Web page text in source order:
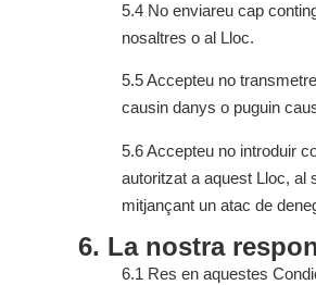
5.4 No enviareu cap
nosaltres o al Lloc.
5.5 Accepteu no
causin danys o puguin
5.6 Accepteu no introduir
autoritzat a aquest Lloc, al
mitjançant un atac de
6. La nostra
6.1 Res en aquestes